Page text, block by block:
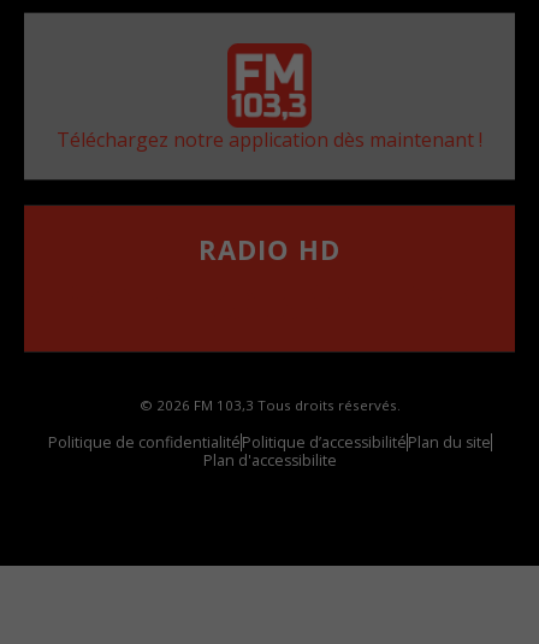
Téléchargez notre application dès maintenant !
RADIO HD
© 2026 FM 103,3 Tous droits réservés.
Politique de confidentialitéPolitique d’accessibilitéPlan du site
Plan d'accessibilite